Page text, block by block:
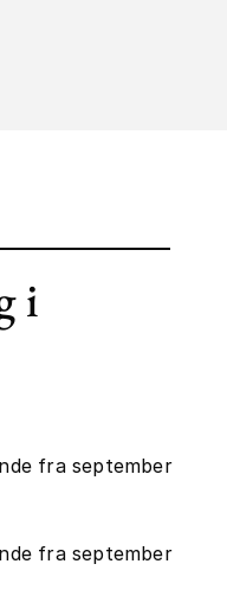
i
fra september
fra september